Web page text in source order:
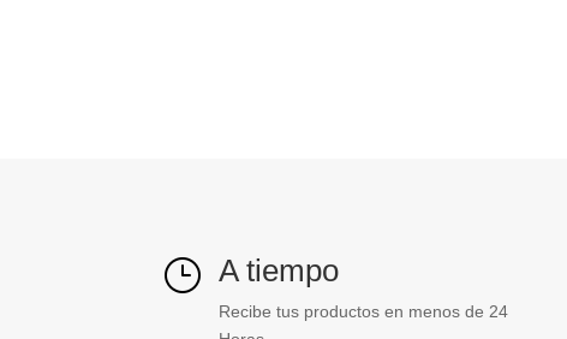
} A tiempo
Recibe tus productos en menos de 24